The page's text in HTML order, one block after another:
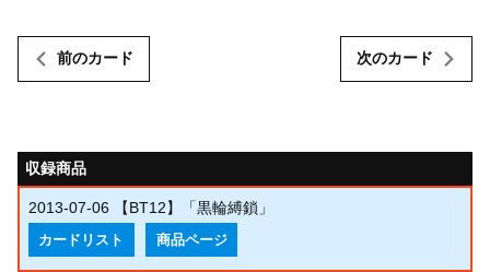
前のカード 次のカード
収録商品
2013-07-06 【BT12】「黒輪縛鎖」
カードリスト 商品ページ